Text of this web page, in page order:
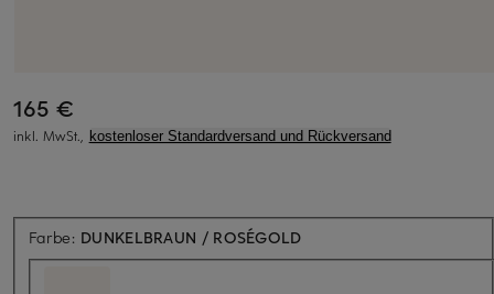
165 €
inkl. MwSt., kostenloser Standardversand und Rückversand
Farbe: DUNKELBRAUN / ROSÉGOLD